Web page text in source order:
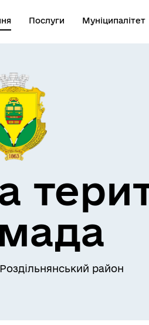
Послуги Муніципалітет
Пам’яті військових громади
район